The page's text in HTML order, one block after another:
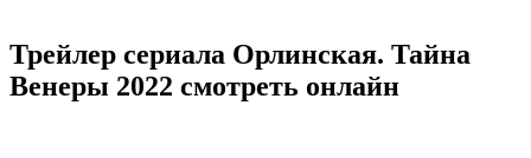
Трейлер сериала Орлинская. Тайна
Венеры 2022 смотреть онлайн